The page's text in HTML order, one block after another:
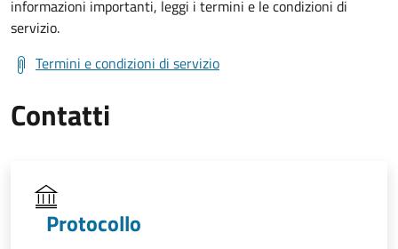
informazioni importanti, leggi i termini e le condizioni di
servizio.
Termini e condizioni di servizio
Contatti
Protocollo